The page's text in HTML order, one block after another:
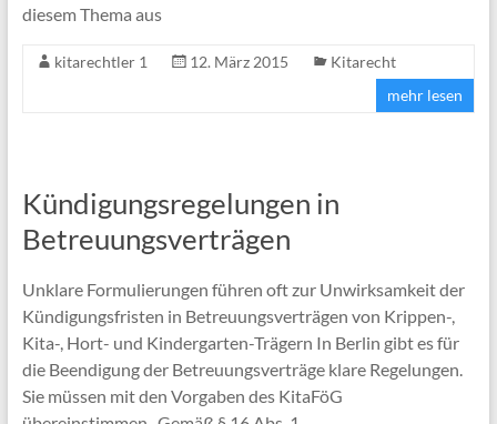
diesem Thema aus
kitarechtler 1 12. März 2015
Kitarecht
mehr lesen
Kündigungsregelungen in
Betreuungsverträgen
Unklare Formulierungen führen oft zur Unwirksamkeit der
Kündigungsfristen in Betreuungsverträgen von Krippen-,
Kita-, Hort- und Kindergarten-Trägern In Berlin gibt es für
die Beendigung der Betreuungsverträge klare Regelungen.
Sie müssen mit den Vorgaben des KitaFöG